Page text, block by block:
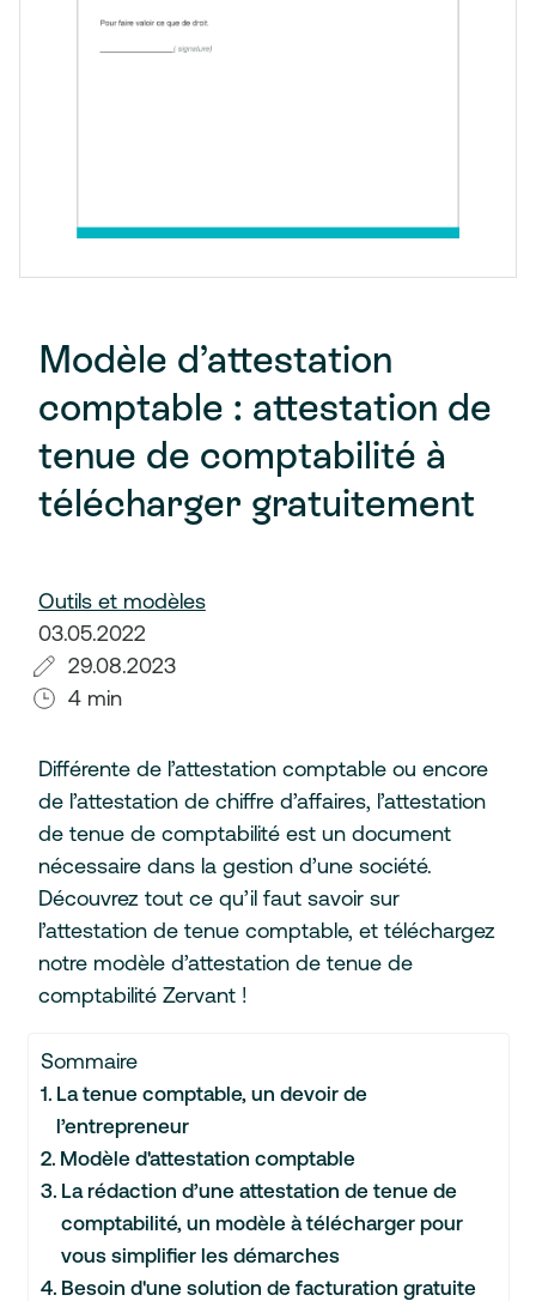
Modèle d’attestation
comptable : attestation de
tenue de comptabilité à
télécharger gratuitement
Outils et modèles
03.05.2022
29.08.2023
4 min
Différente de l’attestation comptable ou encore
de l’attestation de chiffre d’affaires, l’attestation
de tenue de comptabilité est un document
nécessaire dans la gestion d’une société.
Découvrez tout ce qu’il faut savoir sur
l’attestation de tenue comptable, et téléchargez
notre modèle d’attestation de tenue de
comptabilité Zervant !
Sommaire
La tenue comptable, un devoir de
l’entrepreneur
Modèle d'attestation comptable
La rédaction d’une attestation de tenue de
comptabilité, un modèle à télécharger pour
vous simplifier les démarches
Besoin d'une solution de facturation gratuite